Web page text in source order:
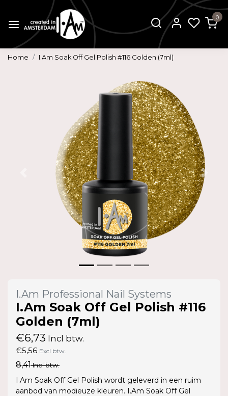
0
Home I.Am Soak Off Gel Polish #116 Golden (7ml)
I.Am Professional Nail Systems
I.Am Soak Off Gel Polish #116
Golden (7ml)
€6,73 Incl btw.
€5,56 Excl btw.
8,41Incl btw.
I.Am Soak Off Gel Polish wordt geleverd in een ruim
aanbod van modieuze kleuren. I.Am Soak Off Gel